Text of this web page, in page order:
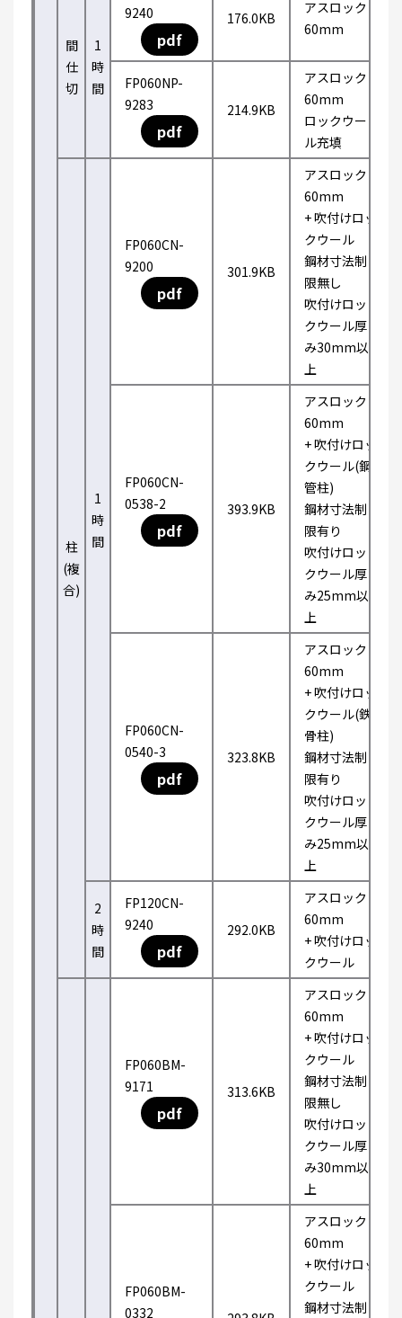
間
仕
切
1
時
間
9240
pdf
176.0KB
アスロック
60mm
FP060NP-
9283
pdf
214.9KB
アスロック
60mm
ロックウー
ル充填
柱
(複
合)
1
時
間
FP060CN-
9200
pdf
301.9KB
アスロック
60mm
+ 吹付けロッ
クウール
鋼材寸法制
限無し
吹付けロッ
クウール厚
み30mm以
上
FP060CN-
0538-2
pdf
393.9KB
アスロック
60mm
+ 吹付けロッ
クウール(鋼
管柱)
鋼材寸法制
限有り
吹付けロッ
クウール厚
み25mm以
上
FP060CN-
0540-3
pdf
323.8KB
アスロック
60mm
+ 吹付けロッ
クウール(鉄
骨柱)
鋼材寸法制
限有り
吹付けロッ
クウール厚
み25mm以
上
2
時
間
FP120CN-
9240
pdf
292.0KB
アスロック
60mm
+ 吹付けロッ
クウール
FP060BM-
9171
pdf
313.6KB
アスロック
60mm
+ 吹付けロッ
クウール
鋼材寸法制
限無し
吹付けロッ
クウール厚
み30mm以
上
FP060BM-
0332
アスロック
60mm
+ 吹付けロッ
クウール
鋼材寸法制